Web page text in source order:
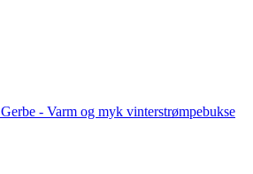
Gerbe - Varm og myk vinterstrømpebukse